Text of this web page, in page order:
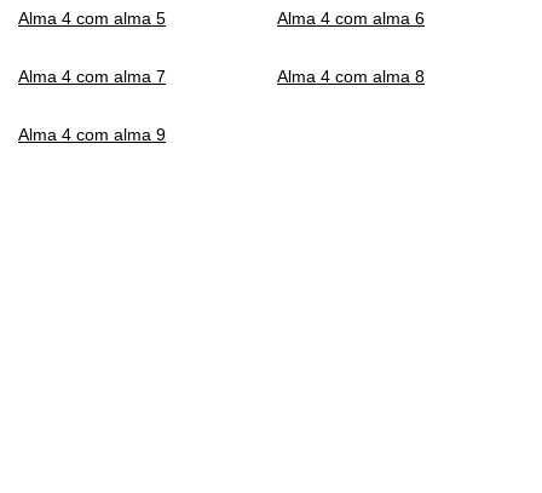
Alma 4 com alma 5 Alma 4 com alma 6
Alma 4 com alma 7 Alma 4 com alma 8
Alma 4 com alma 9